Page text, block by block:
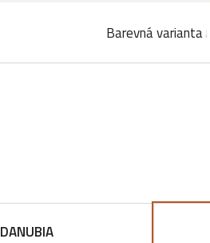
Barevná varianta
DANUBIA